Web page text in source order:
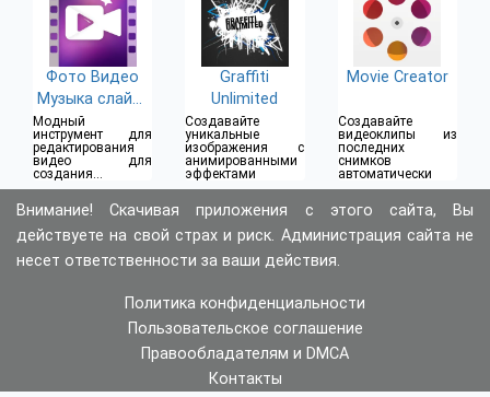
Фото Видео
Музыка слайд-
шоу
Модный
инструмент для
редактирования
видео для
создания
невероятных
слайд-шоу
Graffiti
Unlimited
Создавайте
уникальные
изображения с
анимированными
эффектами
Movie Creator
Создавайте
видеоклипы из
последних
снимков
автоматически
Внимание! Скачивая приложения с этого сайта, Вы
действуете на свой страх и риск. Администрация сайта не
несет ответственности за ваши действия.
Политика конфиденциальности
Пользовательское соглашение
Правообладателям и DMCA
Контакты